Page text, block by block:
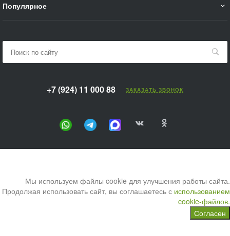
Популярное
+7 (924) 11 000 88 ЗАКАЗАТЬ ЗВОНОК
Мы используем файлы cookie для улучшения работы сайта.
Продолжая использовать сайт, вы соглашаетесь с использованием
cookie-файлов.
Согласен